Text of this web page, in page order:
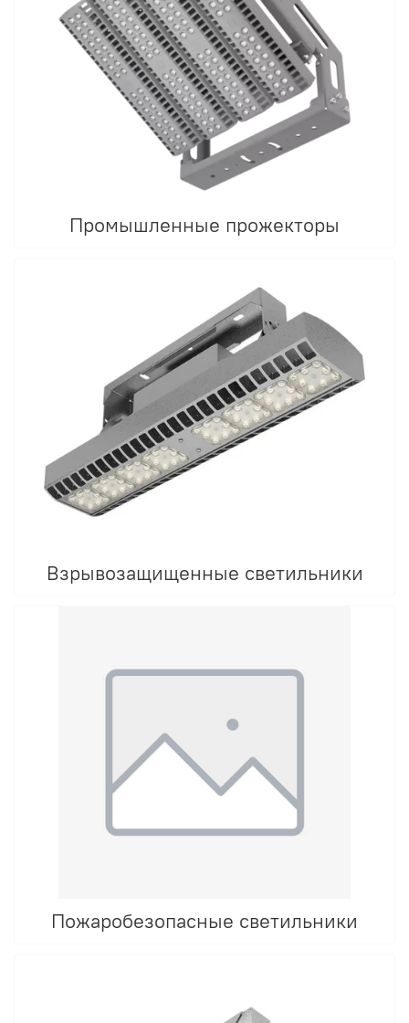
Промышленные прожекторы
Взрывозащищенные светильники
Пожаробезопасные светильники